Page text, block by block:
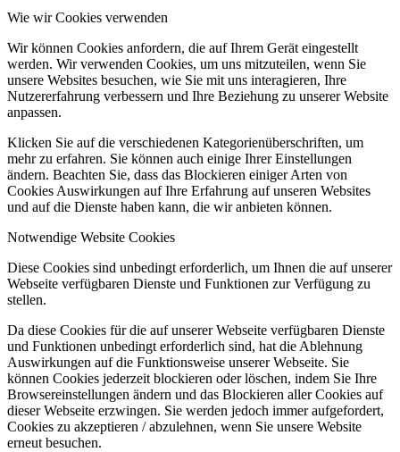
Wie wir Cookies verwenden
Wir können Cookies anfordern, die auf Ihrem Gerät eingestellt
werden. Wir verwenden Cookies, um uns mitzuteilen, wenn Sie
unsere Websites besuchen, wie Sie mit uns interagieren, Ihre
Nutzererfahrung verbessern und Ihre Beziehung zu unserer Website
anpassen.
Klicken Sie auf die verschiedenen Kategorienüberschriften, um
mehr zu erfahren. Sie können auch einige Ihrer Einstellungen
ändern. Beachten Sie, dass das Blockieren einiger Arten von
Cookies Auswirkungen auf Ihre Erfahrung auf unseren Websites
und auf die Dienste haben kann, die wir anbieten können.
Notwendige Website Cookies
Diese Cookies sind unbedingt erforderlich, um Ihnen die auf unserer
Webseite verfügbaren Dienste und Funktionen zur Verfügung zu
stellen.
Da diese Cookies für die auf unserer Webseite verfügbaren Dienste
und Funktionen unbedingt erforderlich sind, hat die Ablehnung
Auswirkungen auf die Funktionsweise unserer Webseite. Sie
können Cookies jederzeit blockieren oder löschen, indem Sie Ihre
Browsereinstellungen ändern und das Blockieren aller Cookies auf
dieser Webseite erzwingen. Sie werden jedoch immer aufgefordert,
Cookies zu akzeptieren / abzulehnen, wenn Sie unsere Website
erneut besuchen.